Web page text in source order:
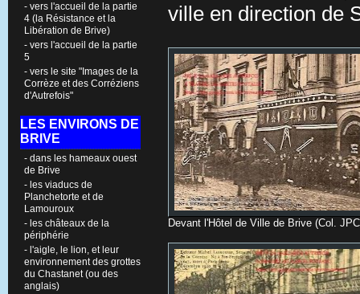
- vers l'accueil de la partie
4 (la Résistance et la
Libération de Brive)
- vers l'accueil de la partie
5
- vers le site "Images de la
Corrèze et des Corréziens
d'Autrefois"
LES ENVIRONS DE
BRIVE
- dans les hameaux ouest
de Brive
- les viaducs de
Planchetorte et de
Lamouroux
- les châteaux de la
périphérie
- l'aigle, le lion, et leur
environnement des grottes
du Chastanet (ou des
anglais)
ville en direction de
Devant l'Hôtel de Ville de Brive (Col.